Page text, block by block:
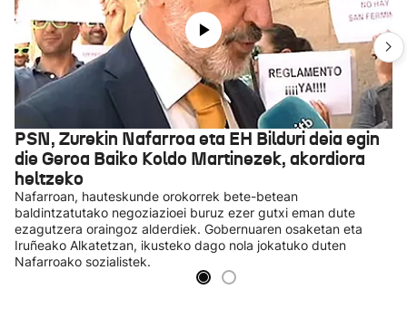
PSN, Zurekin Nafarroa eta EH Bilduri deia egin
die Geroa Baiko Koldo Martinezek, akordiora
heltzeko
Nafarroan, hauteskunde orokorrek bete-betean
baldintzatutako negoziazioei buruz ezer gutxi eman dute
ezagutzera oraingoz alderdiek. Gobernuaren osaketan eta
Iruñeako Alkatetzan, ikusteko dago nola jokatuko duten
Nafarroako sozialistek.